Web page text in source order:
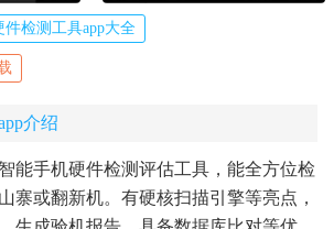
件检测工具app大全
介绍
能手机硬件检测评估工具，能全方位检
寨或翻新机。有硬核扫描引擎等亮点，